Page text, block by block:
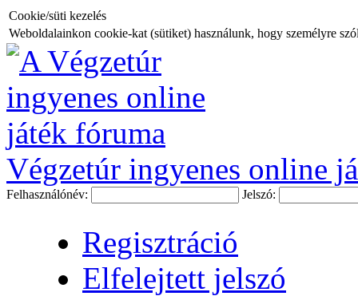
Cookie/süti kezelés
Weboldalainkon cookie-kat (sütiket) használunk, hogy személyre
Végzetúr ingyenes online
Felhasználónév: Jelszó:
Regisztráció
Elfelejtett jelszó